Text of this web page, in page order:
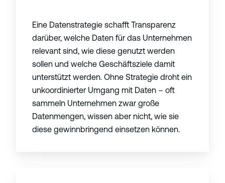
Eine Datenstrategie schafft Transparenz
darüber, welche Daten für das Unternehmen
relevant sind, wie diese genutzt werden
sollen und welche Geschäftsziele damit
unterstützt werden. Ohne Strategie droht ein
unkoordinierter Umgang mit Daten – oft
sammeln Unternehmen zwar große
Datenmengen, wissen aber nicht, wie sie
diese gewinnbringend einsetzen können.